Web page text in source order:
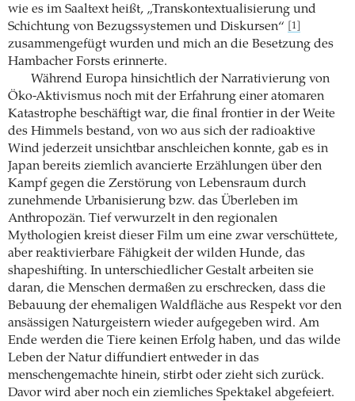
wie es im Saaltext heißt, „Transkontextualisierung und
Schichtung von Bezugssystemen und Diskursen“
[1]
zusammengefügt wurden und mich an die Besetzung des
Hambacher Forsts erinnerte.
Während Europa hinsichtlich der Narrativierung von
Öko-Aktivismus noch mit der Erfahrung einer atomaren
Katastrophe beschäftigt war, die final frontier in der Weite
des Himmels bestand, von wo aus sich der radioaktive
Wind jederzeit unsichtbar anschleichen konnte, gab es in
Japan bereits ziemlich avancierte Erzählungen über den
Kampf gegen die Zerstörung von Lebensraum durch
zunehmende Urbanisierung bzw. das Überleben im
Anthropozän. Tief verwurzelt in den regionalen
Mythologien kreist dieser Film um eine zwar verschüttete,
aber reaktivierbare Fähigkeit der wilden Hunde, das
shapeshifting. In unterschiedlicher Gestalt arbeiten sie
daran, die Menschen dermaßen zu erschrecken, dass die
Bebauung der ehemaligen Waldfläche aus Respekt vor den
ansässigen Naturgeistern wieder aufgegeben wird. Am
Ende werden die Tiere keinen Erfolg haben, und das wilde
Leben der Natur diffundiert entweder in das
menschengemachte hinein, stirbt oder zieht sich zurück.
Davor wird aber noch ein ziemliches Spektakel abgefeiert.